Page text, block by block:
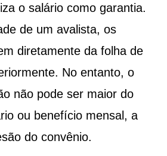
o salário como garantia.
de um avalista, os
diretamente da folha de
No entanto, o
não pode ser maior do
ou benefício mensal, a
do convênio.